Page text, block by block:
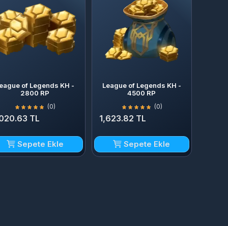
of Legends KH -
2800 RP
(0)
TL
Sepete Ekle
League of Legends KH -
4500 RP
(0)
1,623.82 TL
Sepete Ekle